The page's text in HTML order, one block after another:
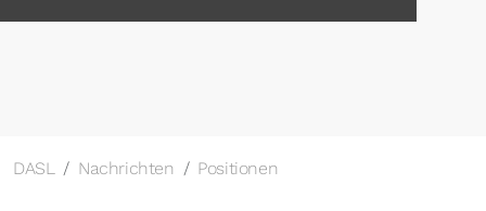
DASL Nachrichten Positionen